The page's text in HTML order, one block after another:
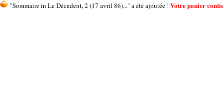
"Sommaire in Le Décadent, 2 (17 avril 86)..." a été ajoutée ! Votre panier